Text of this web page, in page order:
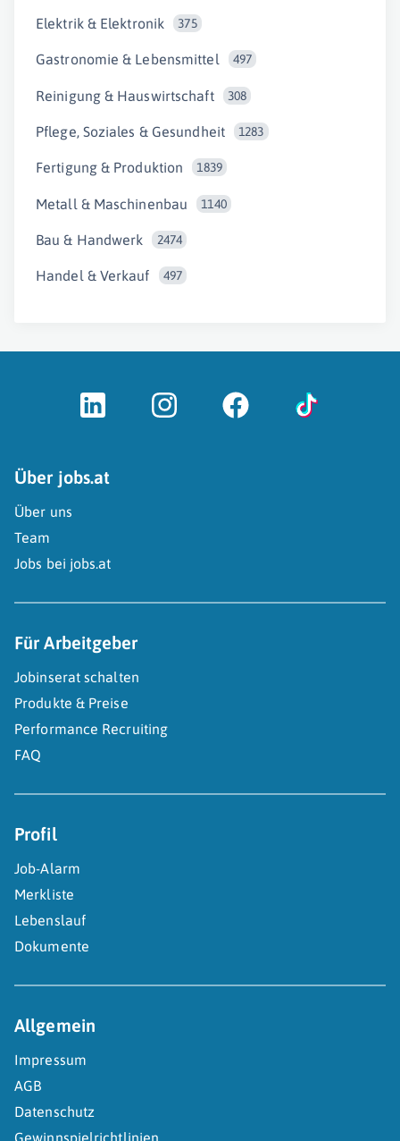
Elektrik & Elektronik 375
Gastronomie & Lebensmittel 497
Reinigung & Hauswirtschaft 308
Pflege, Soziales & Gesundheit 1283
Fertigung & Produktion 1839
Metall & Maschinenbau 1140
Bau & Handwerk 2474
Handel & Verkauf 497
Über jobs.at
Über uns
Team
Jobs bei jobs.at
Für Arbeitgeber
Jobinserat schalten
Produkte & Preise
Performance Recruiting
FAQ
Profil
Job-Alarm
Merkliste
Lebenslauf
Dokumente
Allgemein
Impressum
AGB
Datenschutz
Gewinnspielrichtlinien